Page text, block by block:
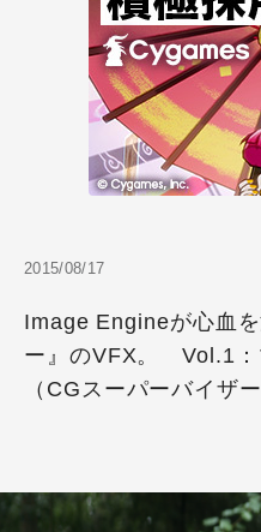
2015/08/17
Image Engineが心血
ー』のVFX。 Vol.1：
（CGスーパーバイザー